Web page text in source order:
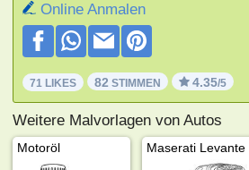
Online Anmalen
71 LIKES 82 STIMMEN 4.35/5
Weitere Malvorlagen von Autos
Motoröl Maserati Levante